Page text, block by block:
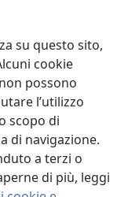
su questo sito,
cookie
possono
l’utilizzo
scopo di
di navigazione.
a terzi o
di più, leggi